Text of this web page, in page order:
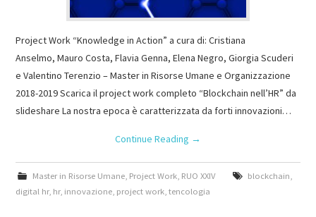
Project Work “Knowledge in Action” a cura di: Cristiana
Anselmo, Mauro Costa, Flavia Genna, Elena Negro, Giorgia Scuderi
e Valentino Terenzio – Master in Risorse Umane e Organizzazione
2018-2019 Scarica il project work completo “Blockchain nell’HR” da
slideshare La nostra epoca è caratterizzata da forti innovazioni…
Continue Reading →
Master in Risorse Umane, Project Work, RUO XXIV blockchain
digital hr, hr, innovazione project work ,tencologia